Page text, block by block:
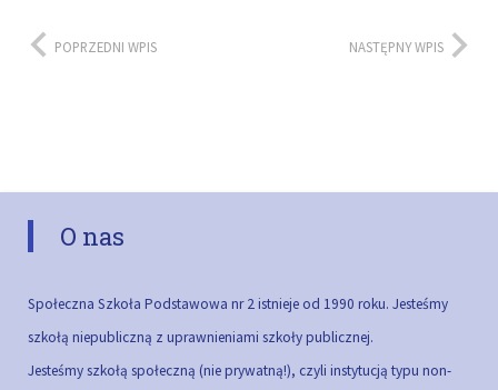
POPRZEDNI WPIS NASTĘPNY WPIS
O nas
Społeczna Szkoła Podstawowa nr 2 istnieje od 1990 roku. Jesteśmy
szkołą niepubliczną z uprawnieniami szkoły publicznej.
Jesteśmy szkołą społeczną (nie prywatną!), czyli instytucją typu non-